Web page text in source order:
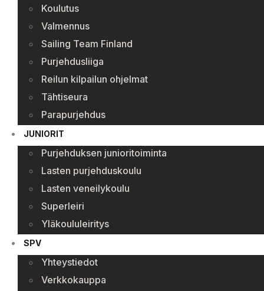
Koulutus
Valmennus
Sailing Team Finland
Purjehdusliiga
Reilun kilpailun ohjelmat
Tähtiseura
Parapurjehdus
JUNIORIT
Purjehduksen junioritoiminta
Lasten purjehduskoulu
Lasten veneilykoulu
Superleiri
Yläkoululeiritys
SPV
Yhteystiedot
Verkkokauppa